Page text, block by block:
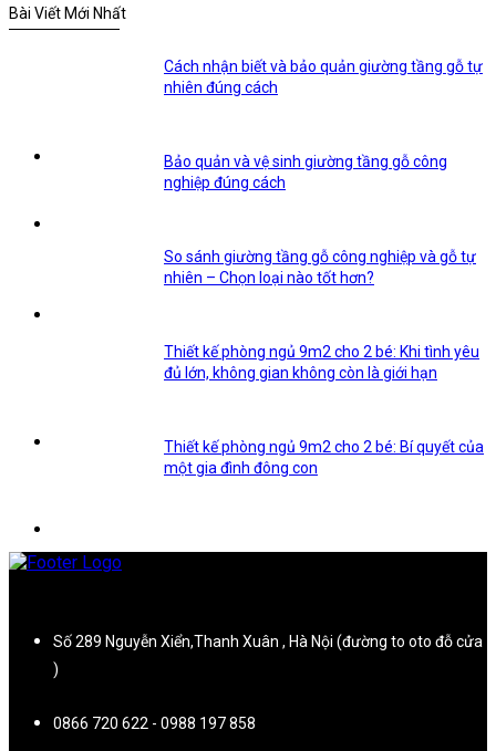
Bài Viết Mới Nhất
Cách nhận biết và bảo quản giường tầng gỗ tự
nhiên đúng cách
Bảo quản và vệ sinh giường tầng gỗ công
nghiệp đúng cách
So sánh giường tầng gỗ công nghiệp và gỗ tự
nhiên – Chọn loại nào tốt hơn?
Thiết kế phòng ngủ 9m2 cho 2 bé: Khi tình yêu
đủ lớn, không gian không còn là giới hạn
Thiết kế phòng ngủ 9m2 cho 2 bé: Bí quyết của
một gia đình đông con
Số 289 Nguyễn Xiển,Thanh Xuân , Hà Nội (đường to oto đỗ cửa
)
0866 720 622 - 0988 197 858